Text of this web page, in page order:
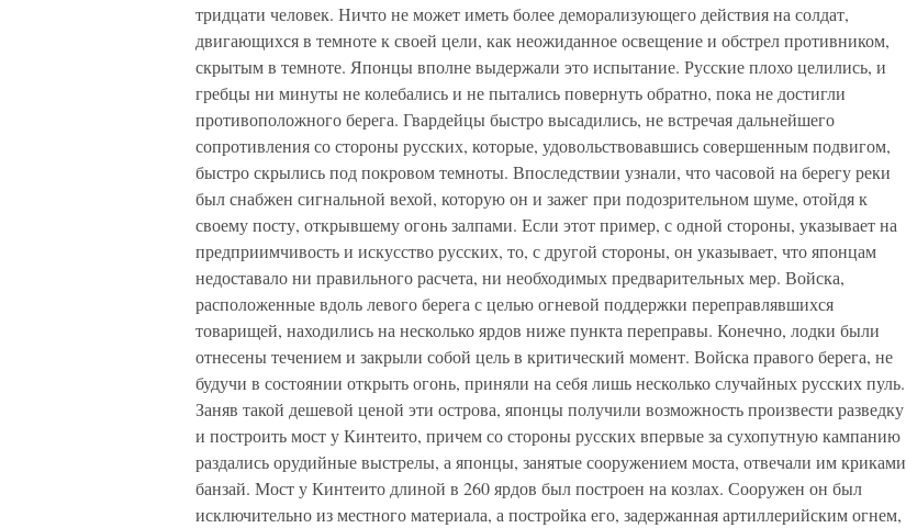
тридцати человек. Ничто не может иметь более деморализующего действия на солдат,
двигающихся в темноте к своей цели, как неожиданное освещение и обстрел противником,
скрытым в темноте. Японцы вполне выдержали это испытание. Русские плохо целились, и
гребцы ни минуты не колебались и не пытались повернуть обратно, пока не достигли
противоположного берега. Гвардейцы быстро высадились, не встречая дальнейшего
сопротивления со стороны русских, которые, удовольствовавшись совершенным подвигом,
быстро скрылись под покровом темноты. Впоследствии узнали, что часовой на берегу реки
был снабжен сигнальной вехой, которую он и зажег при подозрительном шуме, отойдя к
своему посту, открывшему огонь залпами. Если этот пример, с одной стороны, указывает на
предприимчивость и искусство русских, то, с другой стороны, он указывает, что японцам
недоставало ни правильного расчета, ни необходимых предварительных мер. Войска,
расположенные вдоль левого берега с целью огневой поддержки переправлявшихся
товарищей, находились на несколько ярдов ниже пункта переправы. Конечно, лодки были
отнесены течением и закрыли собой цель в критический момент. Войска правого берега, не
будучи в состоянии открыть огонь, приняли на себя лишь несколько случайных русских пуль.
Заняв такой дешевой ценой эти острова, японцы получили возможность произвести разведку
и построить мост у Кинтеито, причем со стороны русских впервые за сухопутную кампанию
раздались орудийные выстрелы, а японцы, занятые сооружением моста, отвечали им криками
банзай. Мост у Кинтеито длиной в 260 ярдов был построен на козлах. Сооружен он был
исключительно из местного материала, а постройка его, задержанная артиллерийским огнем,